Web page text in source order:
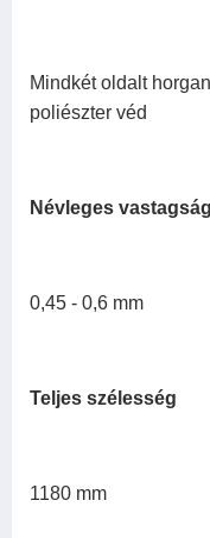
Mindkét oldalt
poliészter véd
Névleges vastagság
0,45 - 0,6 mm
Teljes szélesség
1180 mm